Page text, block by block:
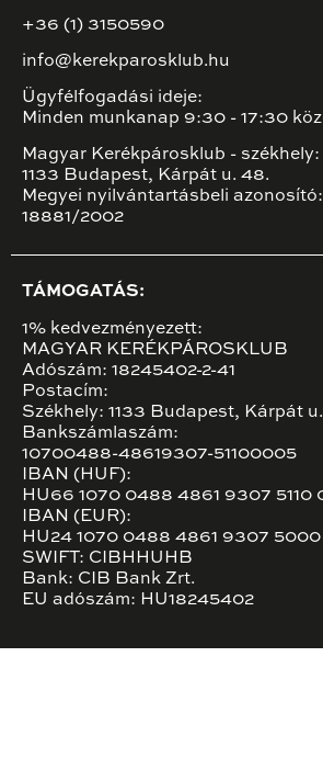
+36 (1) 3150590
info@kerekparosklub.hu
Ügyfélfogadási ideje:
Minden munkanap 9:30 - 17:30
Magyar Kerékpárosklub - székhely:
1133 Budapest, Kárpát u. 48.
Megyei nyilvántartásbeli azonosító:
18881/2002
TÁMOGATÁS:
1% kedvezményezett:
MAGYAR KERÉKPÁROSKLUB
Adószám: 18245402-2-41
Postacím:
Székhely: 1133 Budapest, Kárpát
Bankszámlaszám:
10700488-48619307-51100005
IBAN (HUF):
HU66 1070 0488 4861 9307 5110
IBAN (EUR):
HU24 1070 0488 4861 9307
SWIFT: CIBHHUHB
Bank: CIB Bank Zrt.
EU adószám: HU18245402